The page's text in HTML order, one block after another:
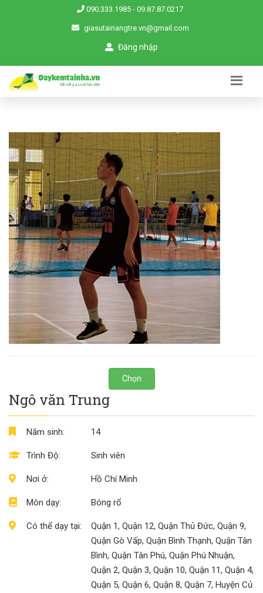
090.333.1985 - 09.87.87.0217
giasutainangtre.vn@gmail.com
Đăng nhập
Chọn
Ngô văn Trung
Năm sinh:
Trình Độ:
Nơi ở:
Môn dạy:
Có thể dạy tại:
14
Sinh viên
Hồ Chí Minh
Bóng rổ
Quận 1, Quận 12, Quận Thủ Đức, Quận 9,
Quận Gò Vấp, Quận Bình Thạnh, Quận Tân
Bình, Quận Tân Phú, Quận Phú Nhuận,
Quận 2, Quận 3, Quận 10, Quận 11, Quận 4,
Quận 5, Quận 6, Quận 8, Quận 7, Huyện Củ